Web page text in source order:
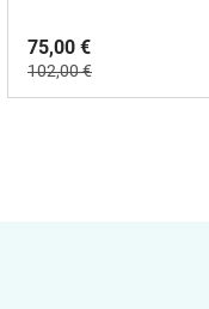
75,00 €
102,00 €